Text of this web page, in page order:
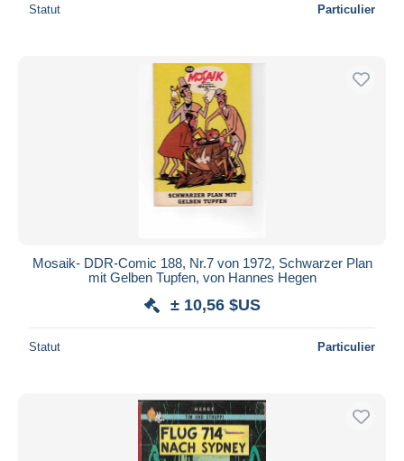
Statut Particulier
Mosaik- DDR-Comic 188, Nr.7 von 1972, Schwarzer Plan
mit Gelben Tupfen, von Hannes Hegen
± 10,56 $US
Statut Particulier